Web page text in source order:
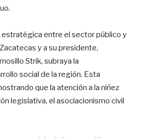
estratégica entre el sector público y
y a su presidente,
Strik, subraya la
social de la región. Esta
que la atención a la niñez
legislativa, el asociacionismo civil